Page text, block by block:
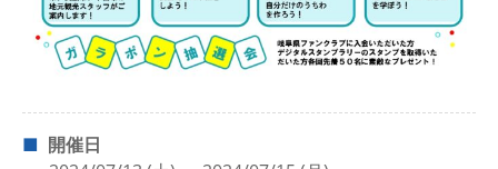
開催日